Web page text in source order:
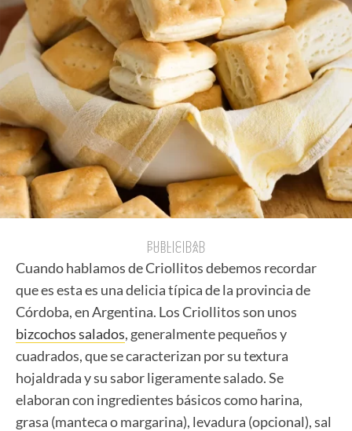
PUBLICIDAD
PUBLICIDAD
Cuando hablamos de Criollitos debemos recordar
que es esta es una delicia típica de la provincia de
Córdoba, en Argentina. Los Criollitos son unos
bizcochos salados, generalmente pequeños y
cuadrados, que se caracterizan por su textura
hojaldrada y su sabor ligeramente salado. Se
elaboran con ingredientes básicos como harina,
grasa (manteca o margarina), levadura (opcional), sal